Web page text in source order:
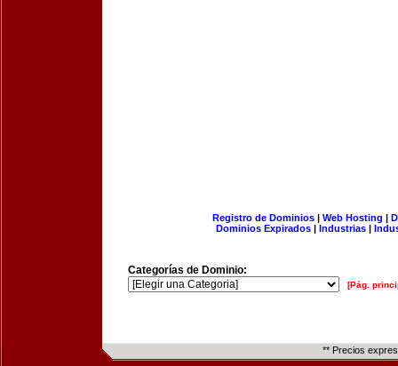
Registro de Dominios| Web Hosting |
Dominios Expirados | Industrias |
Categorías de Dominio:
[Pág.
** Precios